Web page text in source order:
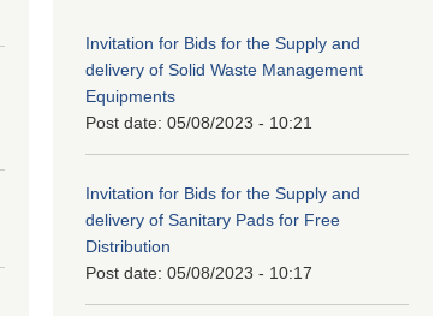
Invitation for Bids for the Supply and
delivery of Solid Waste Management
Equipments
Post date: 05/08/2023 - 10:21
Invitation for Bids for the Supply and
delivery of Sanitary Pads for Free
Distribution
Post date: 05/08/2023 - 10:17